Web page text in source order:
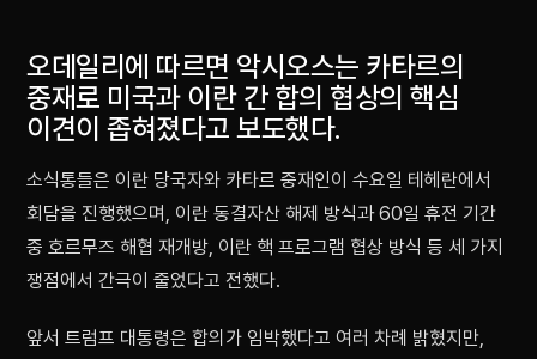
오데일리에 따르면 악시오스는 카타르의
중재로 미국과 이란 간 합의 협상의 핵심
이견이 좁혀졌다고 보도했다.
소식통들은 이란 당국자와 카타르 중재인이 수요일 테헤란에서
회담을 진행했으며, 이란 동결자산 해제 방식과 60일 휴전 기간
중 호르무즈 해협 재개방, 이란 핵 프로그램 협상 방식 등 세 가지
쟁점에서 간극이 줄었다고 전했다.
앞서 트럼프 대통령은 합의가 임박했다고 여러 차례 밝혔지만,